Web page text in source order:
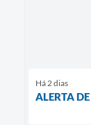
Há 2 dias
ALERTA